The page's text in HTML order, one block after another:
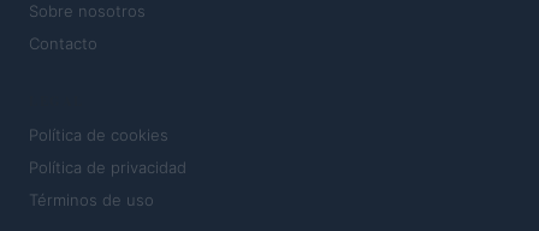
Sobre nosotros
Contacto
Política de cookies
Política de privacidad
Términos de uso